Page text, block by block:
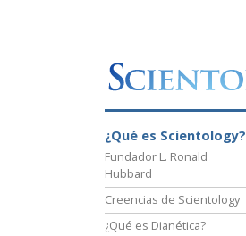
¿Qué es Scientology?
Fundador L. Ronald
Hubbard
Creencias de Scientology
¿Qué es Dianética?